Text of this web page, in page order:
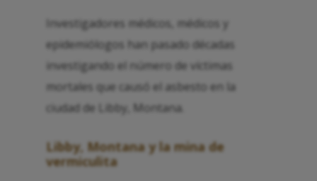
Investigadores médicos, médicos y
epidemiólogos han pasado décadas
investigando el número de víctimas
mortales que causó el asbesto en la
ciudad de Libby, Montana.
Libby, Montana y la mina de
vermiculita